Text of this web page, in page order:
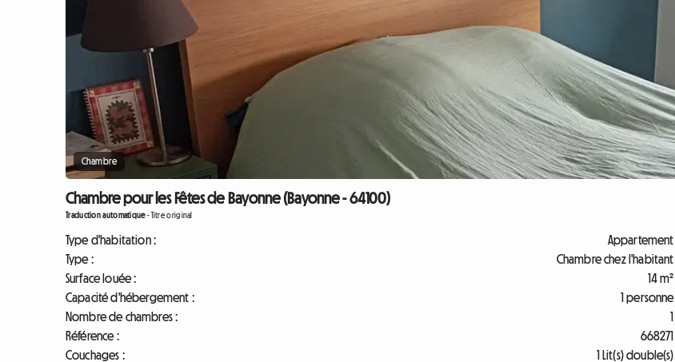
Chambre
Chambre pour les Fêtes de Bayonne (Bayonne - 64100)
Traduction automatique-Titre original
Type d'habitation :
Appartement
Type :
Chambre chez l'habitant
Surface louée :
14 m²
Capacité d'hébergement :
1 personne
Nombre de chambres :
1
Référence :
668271
Couchages :
1 Lit(s) double(s)